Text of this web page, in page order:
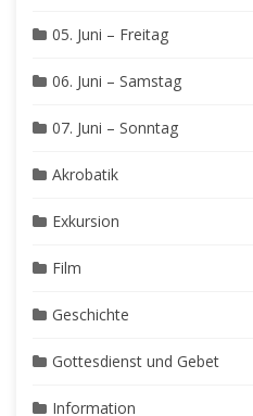
05. Juni – Freitag
06. Juni – Samstag
07. Juni – Sonntag
Akrobatik
Exkursion
Film
Geschichte
Gottesdienst und Gebet
Information